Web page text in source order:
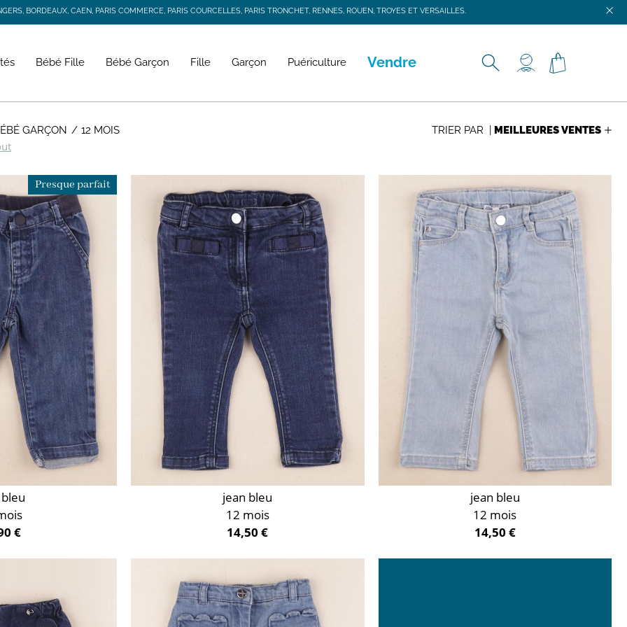
BORDEAUX, CAEN, PARIS COMMERCE, PARIS COURCELLES, PARIS TRONCHET, RENNES, ROUEN, TROYES ET VERSAILLES.
Bébé Fille Bébé Garçon Fille Garçon Puériculture Vendre
TRIER PAR |
GARÇON 12 MOIS
Presque parfait
€
jean bleu
12 mois
14,50 €
jean bleu
12 mois
14,50 €